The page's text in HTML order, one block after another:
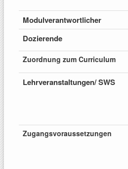
Modulverantwortlicher
Dozierende
Zuordnung zum Curriculum
Lehrveranstaltungen/SWS
Zugangsvoraussetzungen